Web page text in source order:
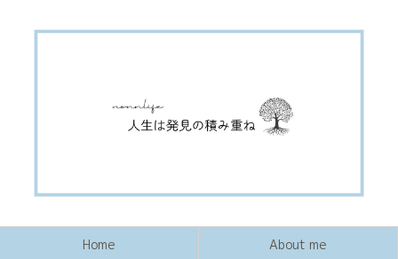
Home About me